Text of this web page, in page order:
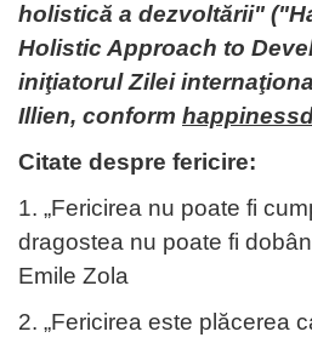
holistică a dezvoltării"
Holistic Approach to
iniţiatorul Zilei
Illien, conform
Citate despre fericire:
1. „Fericirea nu poate fi
dragostea nu poate fi
Emile Zola
2. „Fericirea este plăcerea